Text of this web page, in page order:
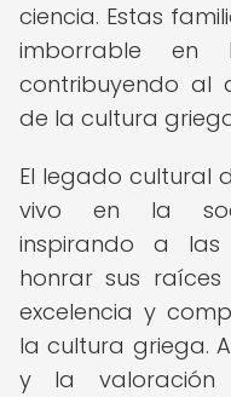
ciencia. Estas
imborrable en
contribuyendo al
de la cultura
El legado cultural
vivo en la
inspirando a las
honrar sus
excelencia y
la cultura griega.
y la valoración